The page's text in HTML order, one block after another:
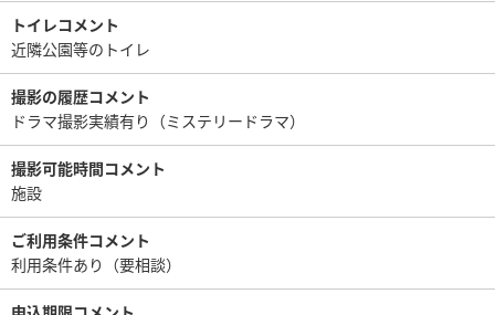
トイレコメント
近隣公園等のトイレ
撮影の履歴コメント
ドラマ撮影実績有り（ミステリードラマ）
撮影可能時間コメント
施設
ご利用条件コメント
利用条件あり（要相談）